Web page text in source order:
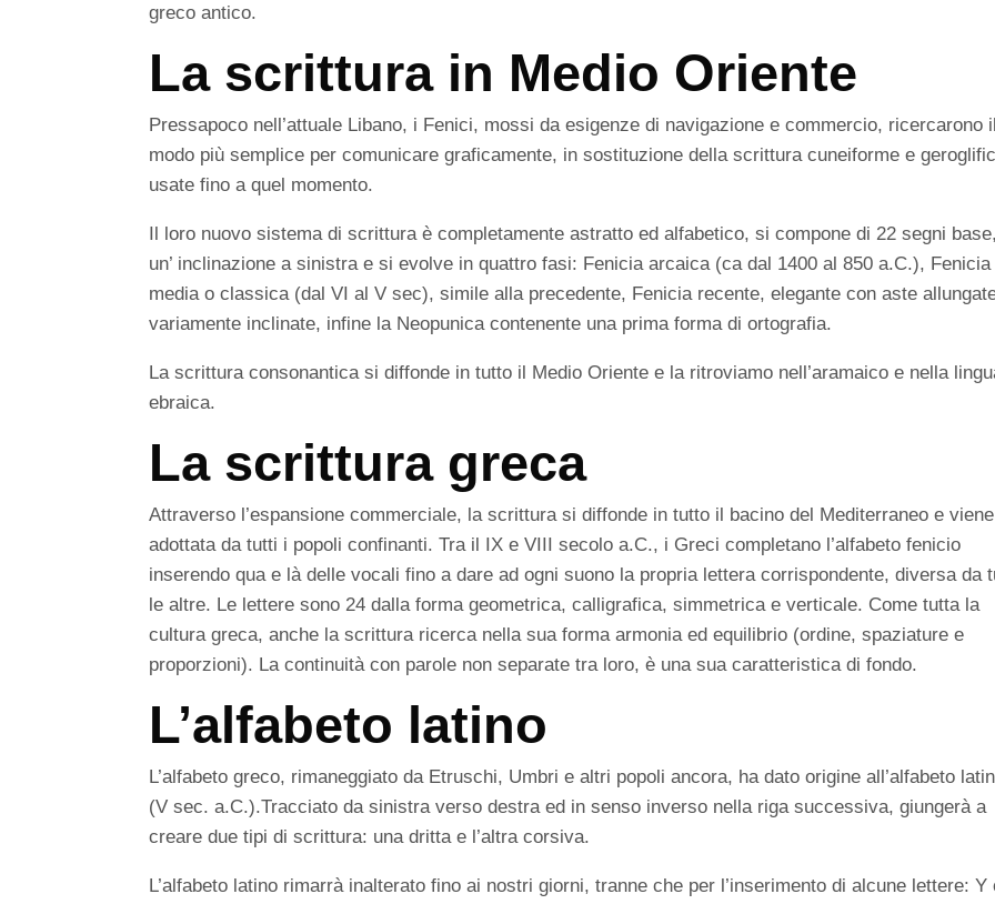
greco antico.
La scrittura in Medio Oriente
Pressapoco nell’attuale Libano, i Fenici, mossi da esigenze di navigazione e commercio, ricercarono il
modo più semplice per comunicare graficamente, in sostituzione della scrittura cuneiforme e
usate fino a quel momento.
Il loro nuovo sistema di scrittura è completamente astratto ed alfabetico, si compone di 22 segni
un’ inclinazione a sinistra e si evolve in quattro fasi: Fenicia arcaica (ca dal 1400 al 850 a.C.), Fenicia
media o classica (dal VI al V sec), simile alla precedente, Fenicia recente, elegante con aste
variamente inclinate, infine la Neopunica contenente una prima forma di ortografia.
La scrittura consonantica si diffonde in tutto il Medio Oriente e la ritroviamo nell’aramaico e nella
ebraica.
La scrittura greca
Attraverso l’espansione commerciale, la scrittura si diffonde in tutto il bacino del Mediterraneo e viene
adottata da tutti i popoli confinanti. Tra il IX e VIII secolo a.C., i Greci completano l’alfabeto fenicio
inserendo qua e là delle vocali fino a dare ad ogni suono la propria lettera corrispondente, diversa da
le altre. Le lettere sono 24 dalla forma geometrica, calligrafica, simmetrica e verticale. Come tutta la
cultura greca, anche la scrittura ricerca nella sua forma armonia ed equilibrio (ordine, spaziature e
proporzioni). La continuità con parole non separate tra loro, è una sua caratteristica di fondo.
L’alfabeto latino
L’alfabeto greco, rimaneggiato da Etruschi, Umbri e altri popoli ancora, ha dato origine all’alfabeto
(V sec. a.C.).Tracciato da sinistra verso destra ed in senso inverso nella riga successiva, giungerà a
creare due tipi di scrittura: una dritta e l’altra corsiva.
L’alfabeto latino rimarrà inalterato fino ai nostri giorni, tranne che per l’inserimento di alcune lettere: Y